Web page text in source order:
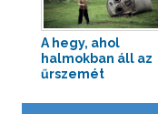
A hegy, ahol
halmokban áll az
űrszemét